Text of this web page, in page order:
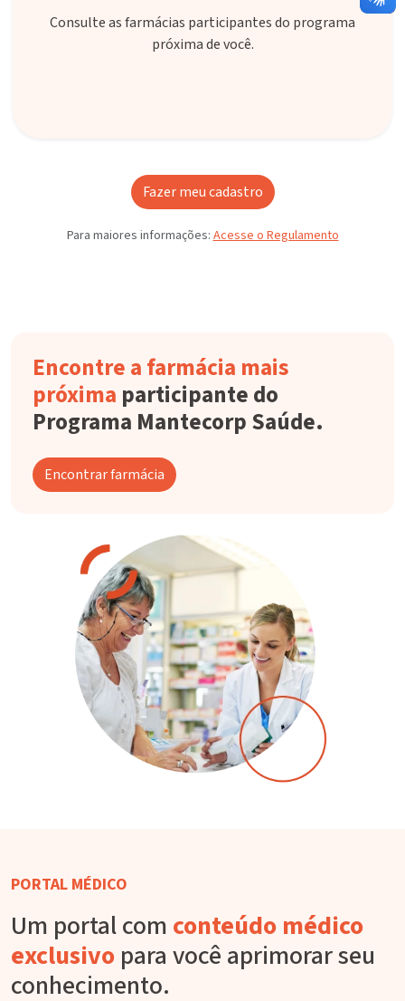
Consulte as farmácias participantes do programa
próxima de você.
Fazer meu cadastro
Para maiores informações:Acesse o Regulamento
Encontre a farmácia mais
próxima participante do
Programa Mantecorp Saúde.
Encontrar farmácia
PORTAL MÉDICO
Um portal com conteúdo médico
exclusivo para você aprimorar seu
conhecimento.